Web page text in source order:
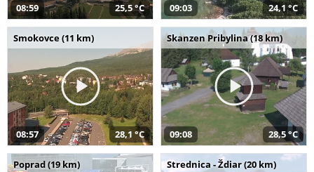
08:59 25,5 °C 09:03 24,1 °C
Smokovce (11 km)
08:57 28,1 °C
Skanzen Pribylina (18 km)
09:08 28,5 °C
Poprad (19 km) Strednica - Ždiar (20 km)